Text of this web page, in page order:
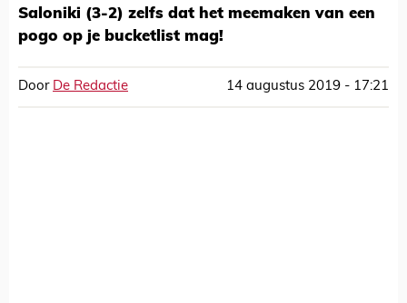
Saloniki (3-2) zelfs dat het meemaken van een
pogo op je bucketlist mag!
Door De Redactie 14 augustus 2019 - 17:21